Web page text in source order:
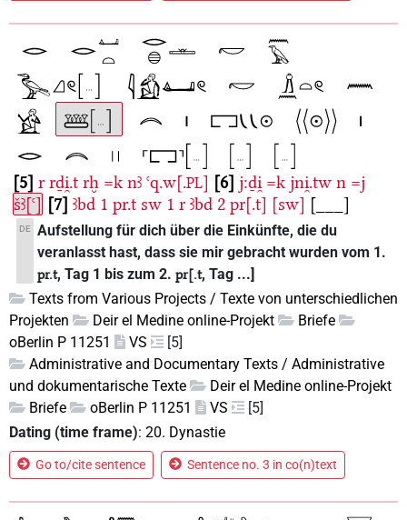
5 r rḏi̯.t rḫ =k nꜣ ꜥq.w[.PL] 6 j:ḏi̯ =k jni̯.tw n =j
šꜣ[ꜥ]
7 ꜣbd 1 pr.t sw 1 r ꜣbd 2 pr[.t] [sw] [___]
DE Aufstellung für dich über die Einkünfte, die du
veranlasst hast, dass sie mir gebracht wurden vom 1.
pr.t, Tag 1 bis zum 2.pr[.t, Tag ...]
Texts from Various Projects / Texte von unterschiedlichen
Projekten
Deir el Medine online-Projekt
Briefe
oBerlin P 11251
VS
[5]
Administrative and Documentary Texts / Administrative
und dokumentarische Texte
Deir el Medine online-Projekt
Briefe
oBerlin P 11251 VS
[5]
Dating (time frame): 20. Dynastie
Go to/cite sentence Sentence no. 3 in co(n)text